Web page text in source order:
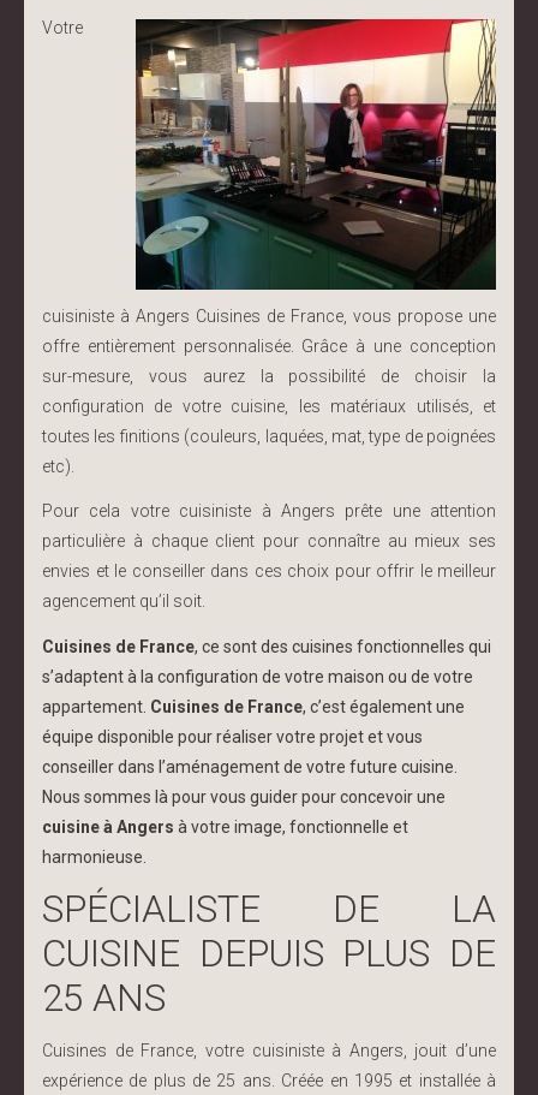
Votre
cuisiniste à Angers Cuisines de France, vous propose une
offre entièrement personnalisée. Grâce à une conception
sur-mesure, vous aurez la possibilité de choisir la
configuration de votre cuisine, les matériaux utilisés, et
toutes les finitions (couleurs, laquées, mat, type de poignées
etc).
Pour cela votre cuisiniste à Angers prête une attention
particulière à chaque client pour connaître au mieux ses
envies et le conseiller dans ces choix pour offrir le meilleur
agencement qu’il soit.
Cuisines de France, ce sont des cuisines fonctionnelles qui
s’adaptent à la configuration de votre maison ou de votre
appartement. Cuisines de France, c’est également une
équipe disponible pour réaliser votre projet et vous
conseiller dans l’aménagement de votre future cuisine.
Nous sommes là pour vous guider pour concevoir une
cuisine à Angers à votre image, fonctionnelle et
harmonieuse.
SPÉCIALISTE DE LA
CUISINE DEPUIS PLUS DE
25 ANS
Cuisines de France, votre cuisiniste à Angers, jouit d’une
expérience de plus de 25 ans. Créée en 1995 et installée à